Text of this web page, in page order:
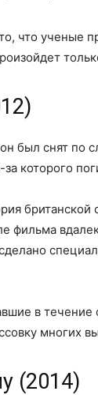
что ученые
был снят по
которого
британской
фильма
в
многих
(2014)